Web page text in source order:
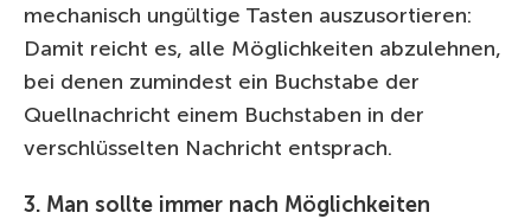
mechanisch ungültige Tasten auszusortieren:
Damit reicht es, alle Möglichkeiten abzulehnen,
bei denen zumindest ein Buchstabe der
Quellnachricht einem Buchstaben in der
verschlüsselten Nachricht entsprach.
3. Man sollte immer nach Möglichkeiten